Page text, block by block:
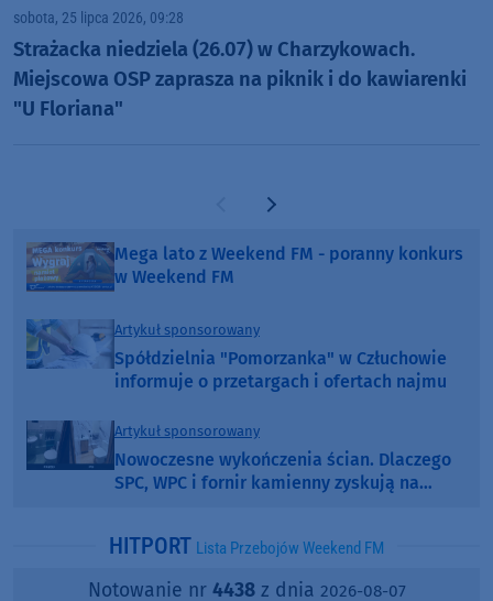
sobota, 25 lipca 2026, 09:28
Strażacka niedziela (26.07) w Charzykowach.
Miejscowa OSP zaprasza na piknik i do kawiarenki
"U Floriana"
Poprzednia strona
Następna strona
Mega lato z Weekend FM - poranny konkurs
w Weekend FM
Artykuł sponsorowany
Spółdzielnia "Pomorzanka" w Człuchowie
informuje o przetargach i ofertach najmu
Artykuł sponsorowany
Nowoczesne wykończenia ścian. Dlaczego
SPC, WPC i fornir kamienny zyskują na
HITPORT Lista Przebojów Weekend FM
Notowanie nr 4438z dnia 2026-08-07